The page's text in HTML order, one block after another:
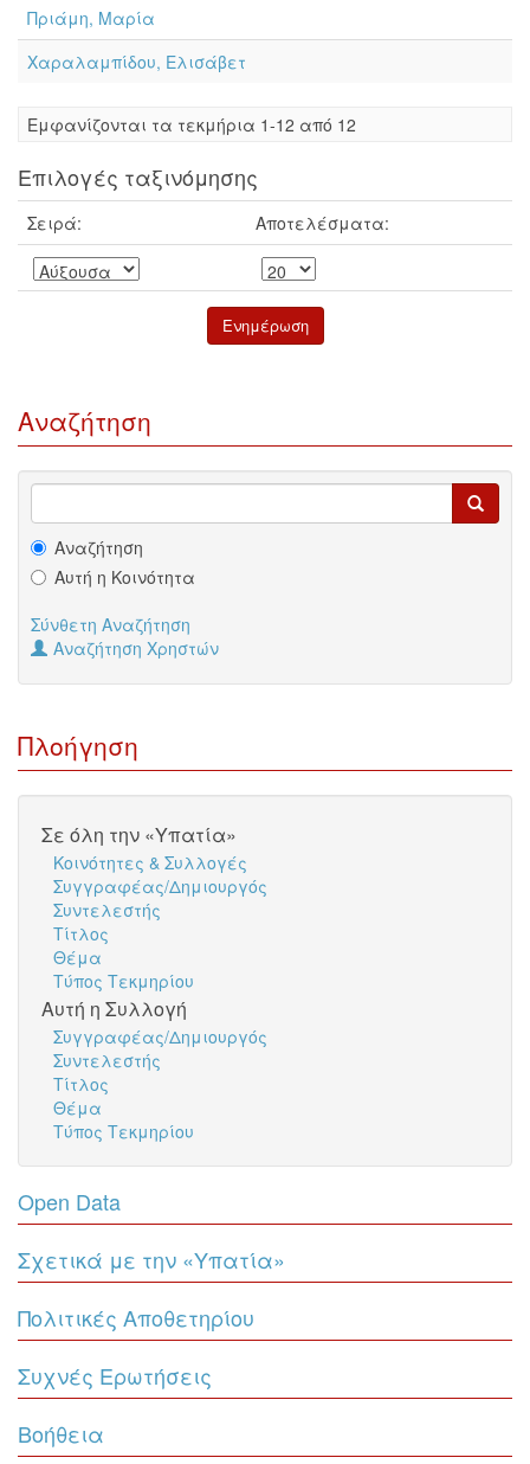
Πριάμη, Μαρία
Χαραλαμπίδου, Ελισάβετ
Eμφανίζονται τα τεκμήρια 1-12 από 12
Επιλογές ταξινόμησης
Σειρά: Αποτελέσματα:
Αναζήτηση
Αναζήτηση
Αυτή η Κοινότητα
Σύνθετη Αναζήτηση
Αναζήτηση Χρηστών
Πλοήγηση
Σε όλη την «Υπατία»
Κοινότητες & Συλλογές
Συγγραφέας/Δημιουργός
Συντελεστής
Τίτλος
Θέμα
Τύπος Τεκμηρίου
Αυτή η Συλλογή
Συγγραφέας/Δημιουργός
Συντελεστής
Τίτλος
Θέμα
Τύπος Τεκμηρίου
Open Data
Σχετικά με την «Υπατία»
Πολιτικές Αποθετηρίου
Συχνές Ερωτήσεις
Βοήθεια